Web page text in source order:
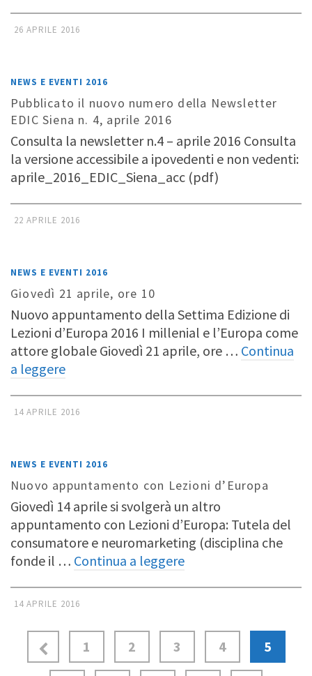
26 APRILE 2016
NEWS E EVENTI 2016
Pubblicato il nuovo numero della Newsletter
EDIC Siena n. 4, aprile 2016
Consulta la newsletter n.4 – aprile 2016 Consulta
la versione accessibile a ipovedenti e non vedenti:
aprile_2016_EDIC_Siena_acc (pdf)
22 APRILE 2016
NEWS E EVENTI 2016
Giovedì 21 aprile, ore 10
Nuovo appuntamento della Settima Edizione di
Lezioni d’Europa 2016 I millenial e l’Europa come
attore globale Giovedì 21 aprile, ore … Continua
a leggere
14 APRILE 2016
NEWS E EVENTI 2016
Nuovo appuntamento con Lezioni d’Europa
Giovedì 14 aprile si svolgerà un altro
appuntamento con Lezioni d’Europa: Tutela del
consumatore e neuromarketing (disciplina che
fonde il … Continua a leggere
14 APRILE 2016
1 2 3 4 5